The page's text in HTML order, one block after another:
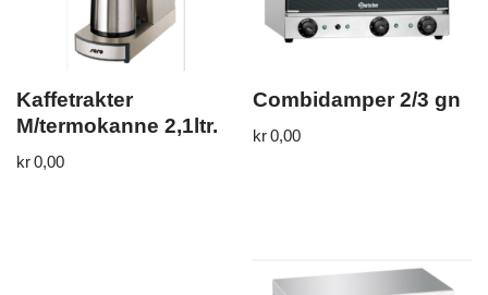
Kaffetrakter
M/termokanne 2,1ltr.
kr0,00
Combidamper 2/3 gn
kr0,00